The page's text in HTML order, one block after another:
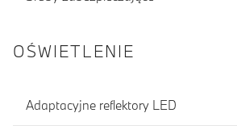
OŚWIETLENIE
Adaptacyjne reflektory LED